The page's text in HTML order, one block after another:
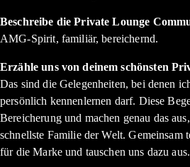
Beschreibe die Private Lounge
AMG-Spirit, familiär, bereichernd.
Erzähle uns von deinem schönsten
Das sind die Gelegenheiten, bei denen
persönlich kennenlernen darf. Diese
Bereicherung und machen genau das
schnellste Familie der Welt. Gemeinsam
für die Marke und tauschen uns dazu aus.